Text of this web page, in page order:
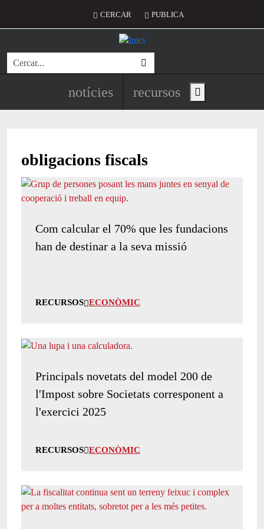
Menú del compte d'usuari
CERCAR PUBLICA
Cerca
Navegació principal de
notícies recursos Show main menu
obligacions fiscals
Com calcular el 70% que les fundacions
han de destinar a la seva missió
RECURSOS ECONÒMIC
Principals novetats del model 200 de
l'Impost sobre Societats corresponent a
l'exercici 2025
RECURSOS ECONÒMIC